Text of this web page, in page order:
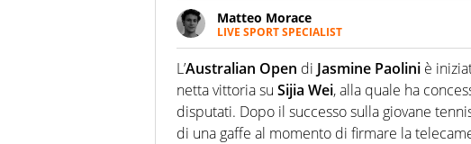
Matteo Morace
LIVE SPORT SPECIALIST
La multimedialità quale approccio
focalizzando ogni attenzione sul tempo
ma fatti
L’Australian Open di Jasmine Paolini è
netta vittoria su Sijia Wei, alla quale ha
disputati. Dopo il successo sulla giovane
di una gaffe al momento di firmare la